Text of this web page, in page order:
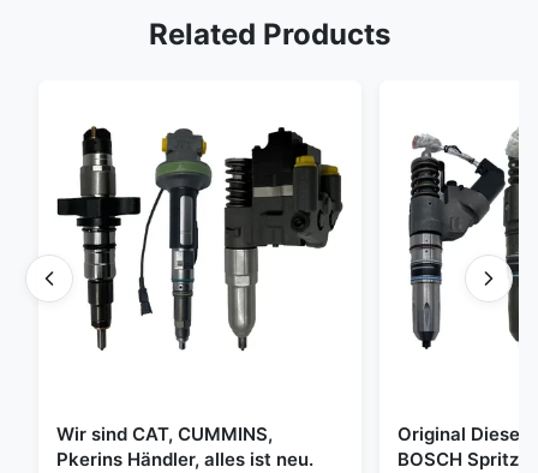
Related Products
Wir sind CAT, CUMMINS,
Pkerins Händler, alles ist neu.
Original Diesel
BOSCH